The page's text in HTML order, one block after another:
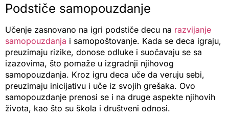
Podstiče samopouzdanje
Učenje zasnovano na igri podstiče decu na razvijanje
samopouzdanja i samopoštovanje. Kada se deca igraju,
preuzimaju rizike, donose odluke i suočavaju se sa
izazovima, što pomaže u izgradnji njihovog
samopouzdanja. Kroz igru deca uče da veruju sebi,
preuzimaju inicijativu i uče iz svojih grešaka. Ovo
samopouzdanje prenosi se i na druge aspekte njihovih
života, kao što su škola i društveni odnosi.